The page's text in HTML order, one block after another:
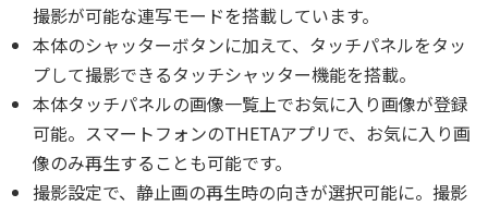
撮影が可能な連写モードを搭載しています。
本体のシャッターボタンに加えて、タッチパネルをタッ
プして撮影できるタッチシャッター機能を搭載。
本体タッチパネルの画像一覧上でお気に入り画像が登録
可能。スマートフォンのTHETAアプリで、お気に入り画
像のみ再生することも可能です。
撮影設定で、静止画の再生時の向きが選択可能に。撮影